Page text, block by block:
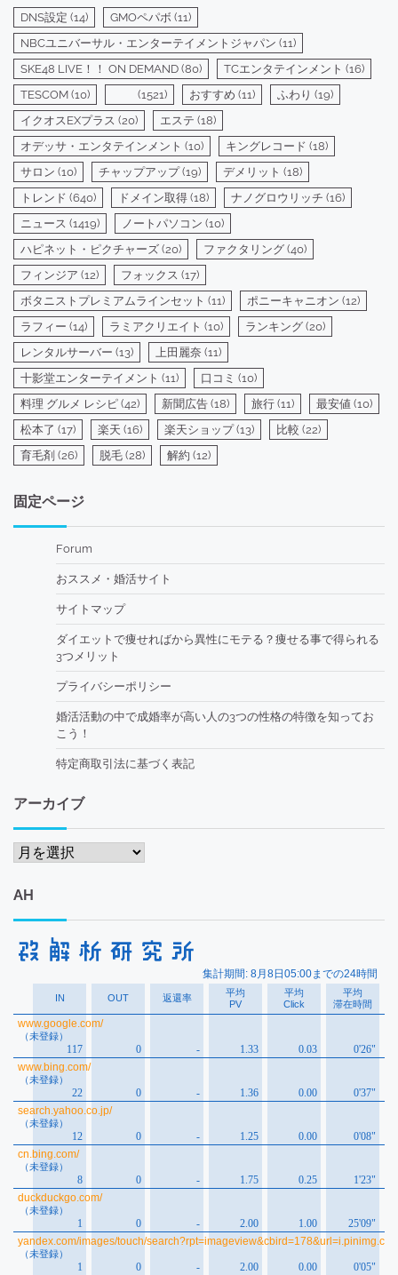
ーDNS設定 (14) GMOペパボ (11)
NBCユニバーサル・エンターテイメントジャパン (11)
SKE48 LIVE！！ ON DEMAND (80) TCエンタテインメント (16)
TESCOM (10) (1521) おすすめ (11) ふわり (19)
イクオスEXプラス (20) エステ (18)
オデッサ・エンタテインメント (10) キングレコード (18)
サロン (10) チャップアップ(19) デメリット (18)
トレンド (640) ドメイン取得 (18) ナノグロウリッチ (16)
ニュース (1419) ノートパソコン (10)
ハピネット・ピクチャーズ (20) ファクタリング (40)
フィンジア (12) フォックス (17)
ボタニストプレミアムラインセット (11) ポニーキャニオン (12)
ラフィー (14) ラミアクリエイト (10) ランキング (20)
レンタルサーバー (13) 上田麗奈 (11)
十影堂エンターテイメント (11) 口コミ (10)
料理 グルメ レシピ (42) 新聞広告 (18) 旅行 (11) 最安値 (10)
松本了 (17) 楽天 (16) 楽天ショップ(13) 比較 (22)
育毛剤 (26) 脱毛 (28) 解約 (12)
固定ページ
Forum
おススメ・婚活サイト
サイトマップ
ダイエットで痩せればから異性にモテる？痩せる事で得られる
3つメリット
プライバシーポリシー
婚活活動の中で成婚率が高い人の3つの性格の特徴を知ってお
こう！
特定商取引法に基づく表記
アーカイブ
ア
カ
イ
AH